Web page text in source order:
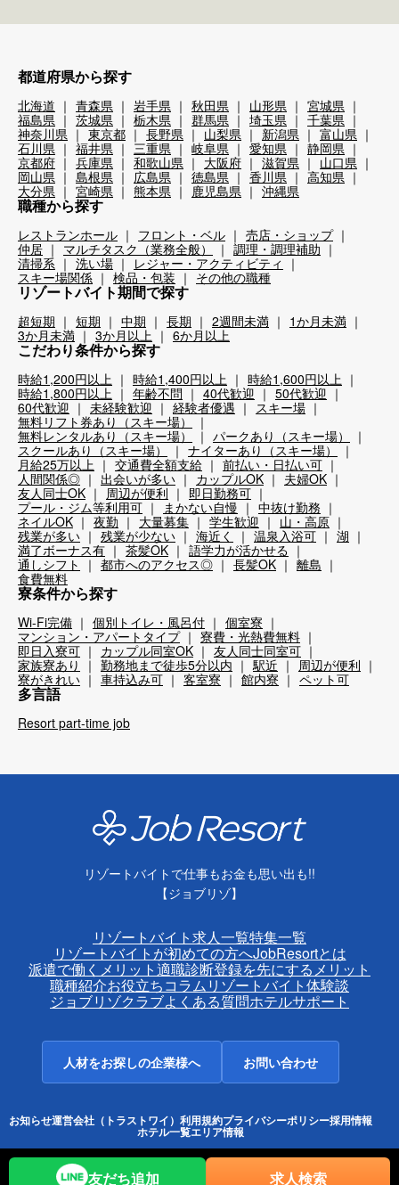
友だち追加 求人検索
都道府県から探す
北海道 青森県 岩手県 秋田県 山形県
宮城県
福島県
茨城県 栃木県 群馬県 埼玉県
千葉県
神奈川県
東京都 長野県 山梨県 新潟県
富山県
石川県
福井県 三重県 岐阜県 愛知県
静岡県
京都府
兵庫県 和歌山県 大阪府 滋賀県
山口県
岡山県
島根県 広島県 徳島県 香川県
高知県
大分県
宮崎県 熊本県 鹿児島県 沖縄県
職種から探す
レストランホール フロント・ベル
売店・ショップ
仲居
マルチタスク（業務全般）
調理・調理補助
清掃系
洗い場
レジャー・アクティビティ
スキー場関係
検品・包装 その他の職種
リゾートバイト期間で探す
超短期 短期 中期 長期 2週間未満
1か月未満
3か月未満
3か月以上 6か月以上
こだわり条件から探す
時給1,200円以上 時給1,400円以上
時給1,600円以上
時給1,800円以上
年齢不問 40代歓迎
50代歓迎
60代歓迎
未経験歓迎 経験者優遇
スキー場
無料リフト券あり（スキー場）
無料レンタルあり（スキー場）
パークあり（スキー場）
スクールあり（スキー場）
ナイターあり（スキー場）
月給25万以上
交通費全額支給
前払い・日払い可
人間関係◎
出会いが多い カップルOK
夫婦OK
友人同士OK
周辺が便利
即日勤務可
プール・ジム等利用可
まかない自慢
中抜け勤務
ネイルOK
夜勤 大量募集 学生歓迎
山・高原
残業が多い
残業が少ない 海近く 温泉入浴可
湖
満了ボーナス有
茶髪OK
語学力が活かせる
通しシフト
都市へのアクセス◎ 長髪OK
離島
食費無料
寮条件から探す
Wi-Fi完備 個別トイレ・風呂付
個室寮
マンション・アパートタイプ
寮費・光熱費無料
即日入寮可
カップル同室OK
友人同士同室可
家族寮あり
勤務地まで徒歩5分以内 駅近
周辺が便利
寮がきれい
車持込み可 客室寮 館内寮 ペット可
多言語
Resort part-time job
リゾートバイトで仕事もお金も思い出も!!
【ジョブリゾ】
リゾートバイト求人一覧特集一覧
リゾートバイトが初めての方へJobResortとは
派遣で働くメリット適職診断登録を先にするメリット
職種紹介お役立ちコラムリゾートバイト体験談
ジョブリゾクラブよくある質問ホテルサポート
人材をお探しの企業様へ お問い合わせ
お知らせ運営会社（トラストワイ） 利用規約プライバシーポリシー採用情報
ホテル一覧エリア情報